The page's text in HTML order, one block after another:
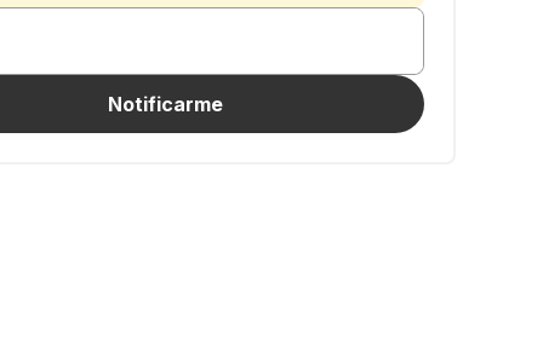
Notificarme